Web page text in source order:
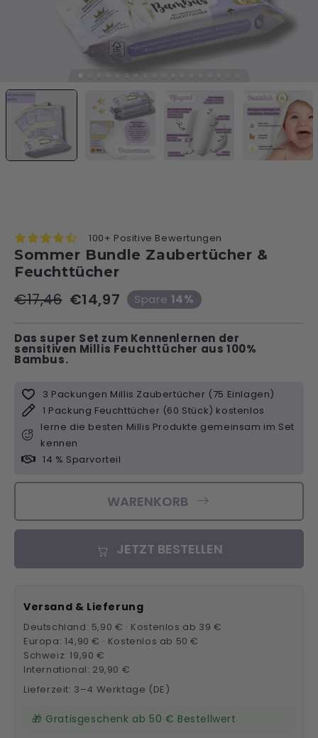
100+ Positive Bewertungen
Sommer Bundle Zaubertücher &
Feuchttücher
€17,46 €14,97 Spare 14%
Das super Set zum Kennenlernen der
sensitiven Millis Feuchttücher aus 100%
Bambus.
3 Packungen Millis Zaubertücher (75 Einlagen)
1 Packung Feuchttücher (60 Stück) kostenlos
lerne die besten Millis Produkte gemeinsam im Set
kennen
14 % Sparvorteil
WARENKORB
JETZT BESTELLEN
Versand & Lieferung
Deutschland: 5,90 € · Kostenlos ab 39 €
Europa: 14,90 € · Kostenlos ab 50 €
Schweiz: 19,90 €
International: 29,90 €
Lieferzeit: 3–4 Werktage (DE)
🎁 Gratisgeschenk ab 50 € Bestellwert